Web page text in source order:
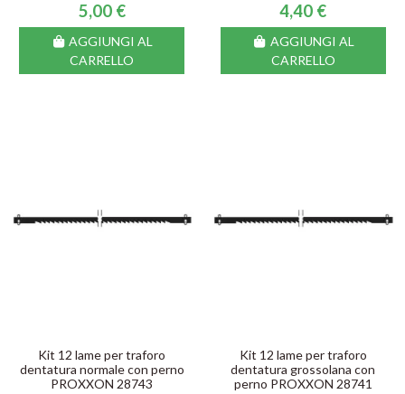
5,00 €
AGGIUNGI AL
CARRELLO
4,40 €
AGGIUNGI AL
CARRELLO
Kit 12 lame per traforo
dentatura normale con perno
PROXXON 28743
Kit 12 lame per traforo
dentatura grossolana con
perno PROXXON 28741